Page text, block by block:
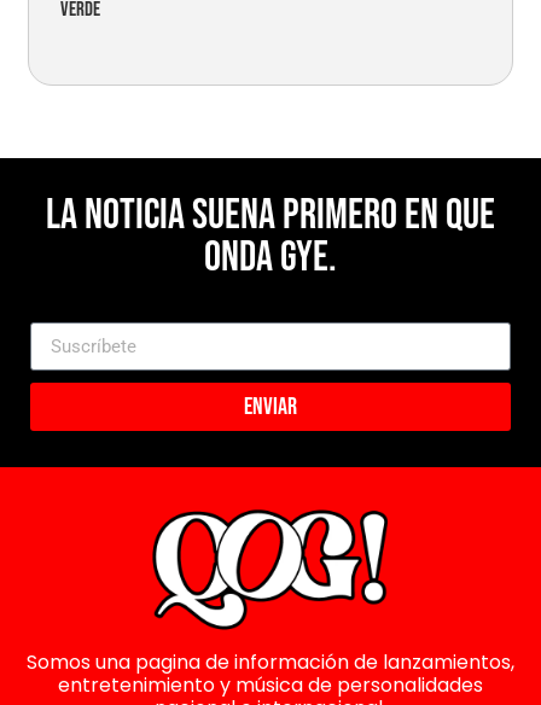
verde
La noticia suena primero en Que
Onda Gye.
Enviar
Somos una pagina de información de lanzamientos,
entretenimiento y música de personalidades